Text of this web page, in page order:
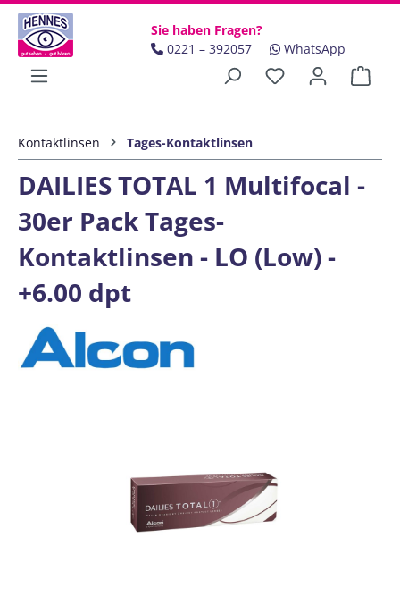
Zum Hauptinhalt springen
Sie haben Fragen?
0221 – 392057
WhatsApp
Kontaktlinsen Tages-Kontaktlinsen
DAILIES TOTAL 1 Multifocal -
30er Pack Tages-
Kontaktlinsen - LO (Low) -
+6.00 dpt